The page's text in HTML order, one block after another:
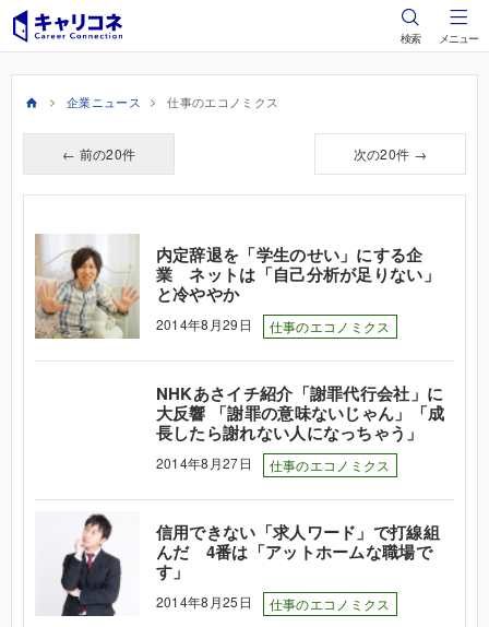
検索 メニュー
企業ニュース 仕事のエコノミクス
← 前の20件 次の20件 →
内定辞退を「学生のせい」にする企
業 ネットは「自己分析が足りない」
と冷ややか
2014年8月29日 仕事のエコノミクス
NHKあさイチ紹介「謝罪代行会社」に
大反響 「謝罪の意味ないじゃん」「成
長したら謝れない人になっちゃう」
2014年8月27日 仕事のエコノミクス
信用できない「求人ワード」で打線組
んだ 4番は「アットホームな職場で
す」
2014年8月25日 仕事のエコノミクス